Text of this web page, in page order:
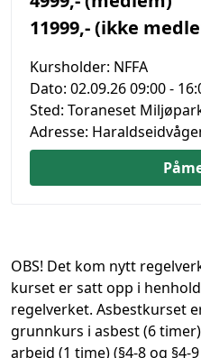
OBS! Det kom nytt
kurset er satt opp i
regelverket. Asbestkurset
grunnkurs i asbest (6
arbeid (1 time) (§4-8 og §4-
11999,- (ikke
Kursholder: NFFA
Dato: 02.09.26 09:00-
Sted: Toraneset
Adresse: